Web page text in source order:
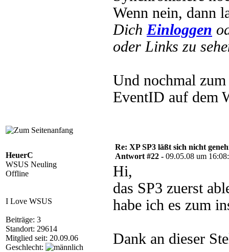
Wenn nein, dann
Dich Einloggen
oder Links zu
Und nochmal
EventID auf dem
HeuerC
WSUS Neuling
Offline
I Love WSUS
Beiträge: 3
Standort: 29614
Mitglied seit: 20.09.06
Geschlecht:
Re: XP SP3 läßt sich nicht
Antwort #22 - 09.05.08 um
Hi,
das SP3 zuerst
habe ich es zum
Dank an dieser